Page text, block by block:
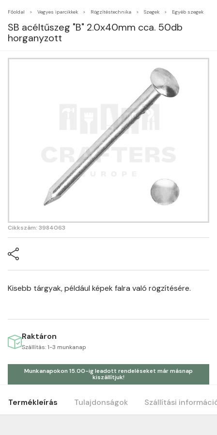
Főoldal Vegyes iparcikkek Rögzítéstechnika Szegek Egyéb szegek
SB acéltűszeg "B" 2.0x40mm cca. 50db
horganyzott
Cikkszám: 3984063
Kisebb tárgyak, például képek falra való rögzítésére.
Raktáron
Szállítás: 1-3 munkanap
Munkanapokon 15.00-ig leadott rendeléseket már másnap
kiszállítjuk!
Termékleírás Tulajdonságok Szállítási